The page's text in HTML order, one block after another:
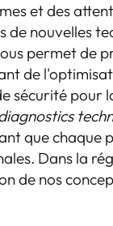
et des
de nouvelles
permet de
de
sécurité pour
que chaque
Dans la
de nos